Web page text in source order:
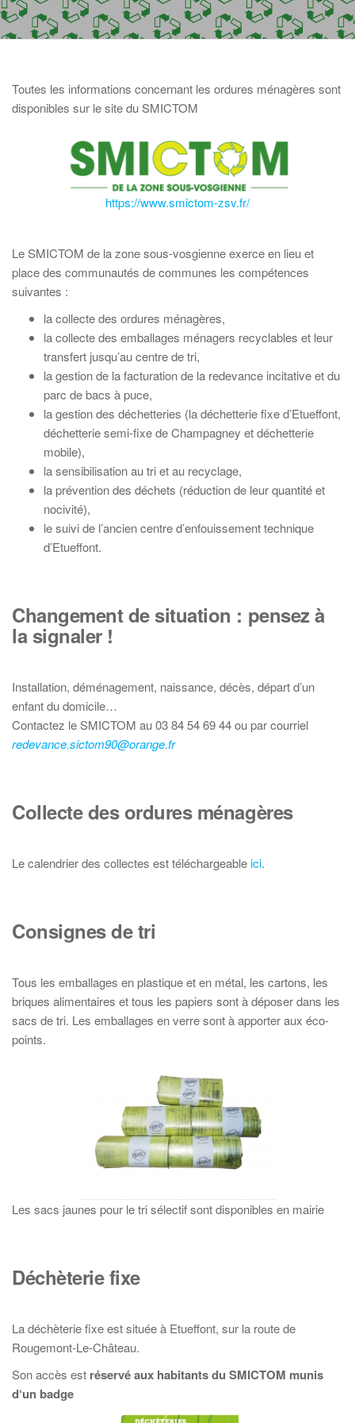
Toutes les informations concernant les ordures ménagères sont
disponibles sur le site du SMICTOM
https://www.smictom-zsv.fr/
Le SMICTOM de la zone sous-vosgienne exerce en lieu et
place des communautés de communes les compétences
suivantes :
la collecte des ordures ménagères,
la collecte des emballages ménagers recyclables et leur
transfert jusqu’au centre de tri,
la gestion de la facturation de la redevance incitative et du
parc de bacs à puce,
la gestion des déchetteries (la déchetterie fixe d’Etueffont,
déchetterie semi-fixe de Champagney et déchetterie
mobile),
la sensibilisation au tri et au recyclage,
la prévention des déchets (réduction de leur quantité et
nocivité),
le suivi de l’ancien centre d’enfouissement technique
d’Etueffont.
Changement de situation : pensez à
la signaler !
Installation, déménagement, naissance, décès, départ d’un
enfant du domicile…
Contactez le SMICTOM au 03 84 54 69 44 ou par courriel
redevance.sictom90@orange.fr
Collecte des ordures ménagères
Le calendrier des collectes est téléchargeableici.
Consignes de tri
Tous les emballages en plastique et en métal, les cartons, les
briques alimentaires et tous les papiers sont à déposer dans les
sacs de tri. Les emballages en verre sont à apporter aux éco-
points.
Les sacs jaunes pour le tri sélectif sont disponibles en mairie
Déchèterie fixe
La déchèterie fixe est située à Etueffont, sur la route de
Rougemont-Le-Château.
Son accès est réservé aux habitants du SMICTOM munis
d‘un badge